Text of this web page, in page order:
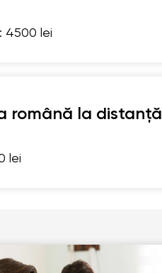
4500 lei
română la distanță
lei